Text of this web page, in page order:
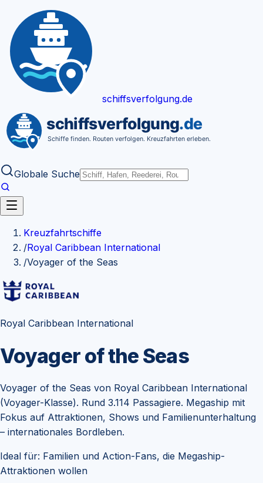
schiffsverfolgung.de
Globale Suche
Kreuzfahrtschiffe
/Royal Caribbean International
/Voyager of the Seas
Royal Caribbean International
Voyager of the Seas
Voyager of the Seas von Royal Caribbean International
(Voyager-Klasse). Rund 3.114 Passagiere. Megaship mit
Fokus auf Attraktionen, Shows und Familienunterhaltung
– internationales Bordleben.
Ideal für: Familien und Action-Fans, die Megaship-
Attraktionen wollen